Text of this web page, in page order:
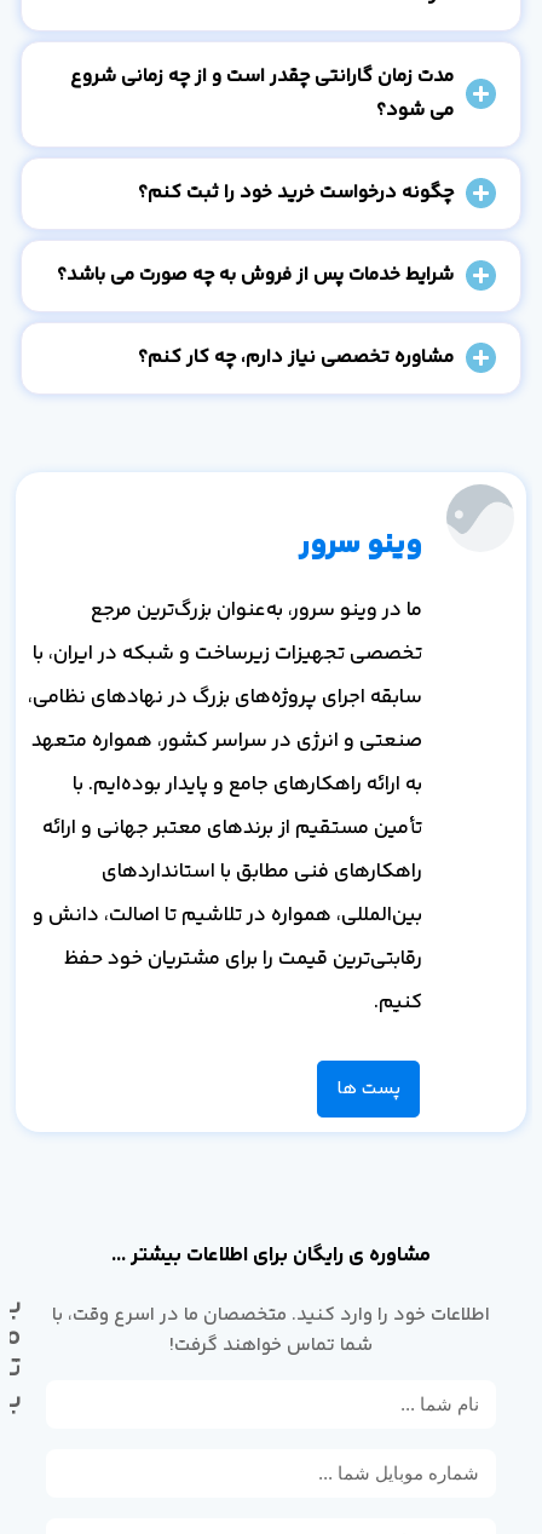
مدت زمان گارانتی چقدر است و از چه زمانی شروع
می شود؟
چگونه درخواست خرید خود را ثبت کنم؟
شرایط خدمات پس از فروش به چه صورت می باشد؟
مشاوره تخصصی نیاز دارم، چه کار کنم؟
وینو سرور
ما در وینو سرور، به‌عنوان بزرگ‌ترین مرجع
تخصصی تجهیزات زیرساخت و شبکه در ایران، با
سابقه اجرای پروژه‌های بزرگ در نهادهای نظامی،
صنعتی و انرژی در سراسر کشور، همواره متعهد
به ارائه راهکارهای جامع و پایدار بوده‌ایم. با
تأمین مستقیم از برندهای معتبر جهانی و ارائه
راهکارهای فنی مطابق با استانداردهای
بین‌المللی، همواره در تلاشیم تا اصالت، دانش و
رقابتی‌ترین قیمت را برای مشتریان خود حفظ
کنیم.
پست ها
مشاوره ی رایگان برای اطلاعات بیشتر ...
اطلاعات خود را وارد کنید. متخصصان ما در اسرع وقت، با
شما تماس خواهند گرفت!
با